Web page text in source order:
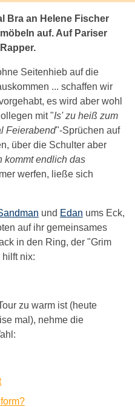
Bra an Helene Fischer
auf. Auf Pariser
Seitenhieb auf die
... schaffen wir
es wird aber wohl
mit "Is' zu heiß zum
Feierabend"-Sprüchen auf
über die Schulter aber
kommt endlich das
werfen, ließe sich
und Edan ums Eck,
auf ihr gemeinsames
in den Ring, der "Grim
nix:
zu warm ist (heute
mal), nehme die